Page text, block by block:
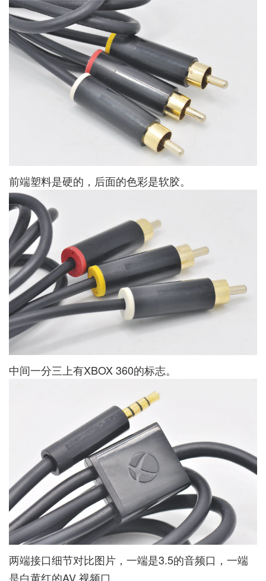
前端塑料是硬的，后面的色彩是软胶。
中间一分三上有XBOX 360的标志。
两端接口细节对比图片，一端是3.5的音频口，一端
是白黄红的AV 视频口。